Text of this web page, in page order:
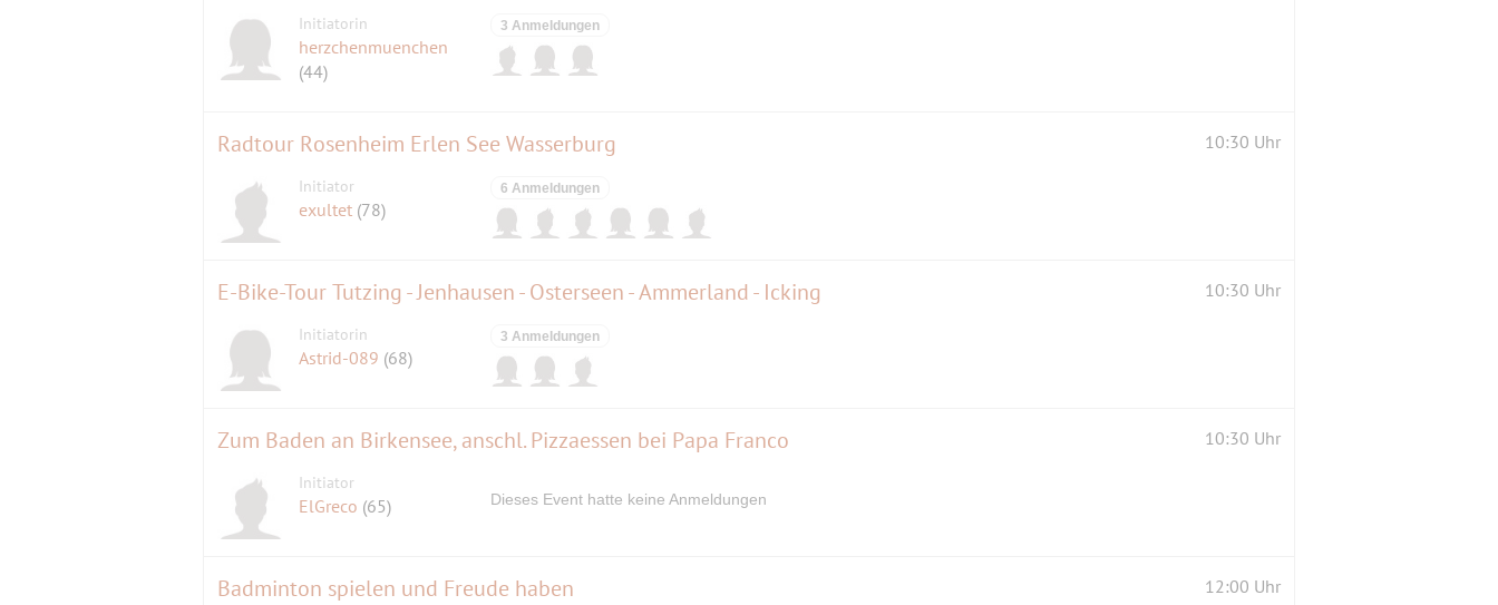
Initiatorin
herzchenmuenchen
(44)
3 Anmeldungen
Radtour Rosenheim Erlen See Wasserburg 10:30 Uhr
Initiator
exultet (78)
6 Anmeldungen
E-Bike-Tour Tutzing - Jenhausen - Osterseen - Ammerland - Icking 10:30 Uhr
Initiatorin
Astrid-089 (68)
3 Anmeldungen
Zum Baden an Birkensee, anschl. Pizzaessen bei Papa Franco 10:30 Uhr
Initiator
ElGreco (65) Dieses Event hatte keine Anmeldungen
Badminton spielen und Freude haben 12:00 Uhr